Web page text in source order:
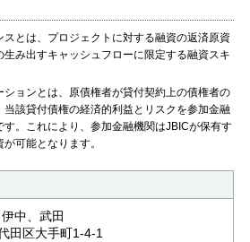
スとは、プロジェクトに対する融資の返済原資
生み出すキャッシュフローに限定する融資スキ
ションとは、原債権者が貸付契約上の債権者の
該貸付債権の経済的利益とリスクを参加金融
。これにより、参加金融機関はJBICが保有す
可能となります。
中、武田
田区大手町1-4-1